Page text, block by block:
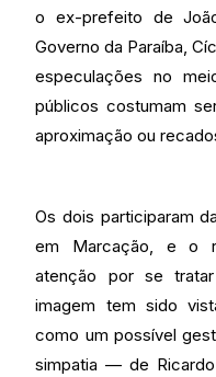
o ex-prefeito de
Governo da Paraíba,
especulações no
públicos costumam
aproximação ou
Os dois participaram
em Marcação, e o
atenção por se
imagem tem sido
como um possível
simpatia — de